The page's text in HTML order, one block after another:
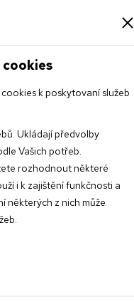
k poskytovaní služeb
Ukládají předvolby
Vašich potřeb.
rozhodnout některé
i k zajištění funkčnosti a
některých z nich může
Jakou
Pojďte